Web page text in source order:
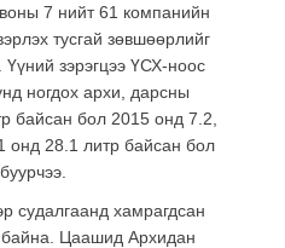
7 нийт 61 компанийн
тусгай зөвшөөрлийг
Үүний зэрэгцээ ҮСХ-ноос
ногдох архи, дарсны
байсан бол 2015 онд 7.2,
онд 28.1 литр байсан бол
судалгаанд хамрагдсан
Цаашид Архидан